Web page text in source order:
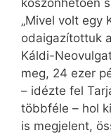
köszönhetően
„Mivel volt egy
odaigazítottuk
Káldi-
meg, 24 ezer
– idézte fel
többféle – hol
is megjelent,